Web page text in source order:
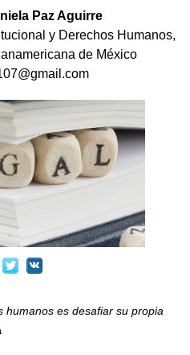
Paz Aguirre
y Derechos Humanos,
de México
humanos es desafiar su propia